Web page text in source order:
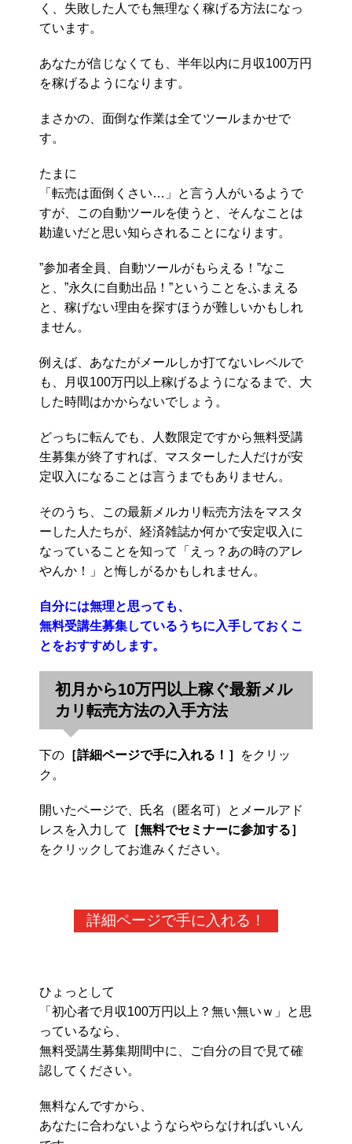
く、失敗した人でも無理なく稼げる方法になっ
ています。
あなたが信じなくても、半年以内に月収100万円
を稼げるようになります。
まさかの、面倒な作業は全てツールまかせで
す。
たまに
「転売は面倒くさい…」と言う人がいるようで
すが、この自動ツールを使うと、そんなことは
勘違いだと思い知らされることになります。
”参加者全員、自動ツールがもらえる！”なこ
と、”永久に自動出品！”ということをふまえる
と、稼げない理由を探すほうが難しいかもしれ
ません。
例えば、あなたがメールしか打てないレベルで
も、月収100万円以上稼げるようになるまで、大
した時間はかからないでしょう。
どっちに転んでも、人数限定ですから無料受講
生募集が終了すれば、マスターした人だけが安
定収入になることは言うまでもありません。
そのうち、この最新メルカリ転売方法をマスタ
ーした人たちが、経済雑誌か何かで安定収入に
なっていることを知って「えっ？あの時のアレ
やんか！」と悔しがるかもしれません。
自分には無理と思っても、
無料受講生募集しているうちに入手しておくこ
とをおすすめします。
初月から10万円以上稼ぐ最新メル
カリ転売方法の入手方法
下の ［詳細ページで手に入れる！］
をクリッ
ク。
開いたページで、氏名（匿名可）とメールアド
レスを入力して
［無料でセミナーに参加する］
をクリックしてお進みください。
詳細ページで手に入れる！
ひょっとして
「初心者で月収100万円以上？無い無いｗ」と思
っているなら、
無料受講生募集期間中に、ご自分の目で見て確
認してください。
無料なんですから、
あなたに合わないようならやらなければいいん